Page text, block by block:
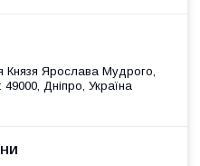
Князя Ярослава Мудрого,
49000, Дніпро, Україна